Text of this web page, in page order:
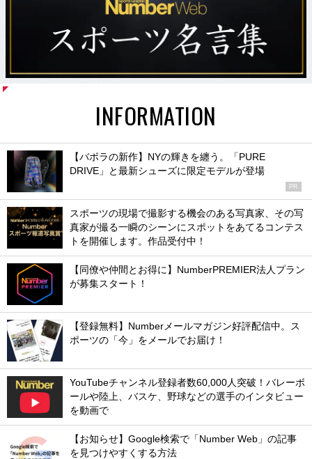
INFORMATION
【バボラの新作】NYの輝きを纏う。「PURE
DRIVE」と最新シューズに限定モデルが登場
PR
スポーツの現場で撮影する機会のある写真家、その写
真家が撮る一瞬のシーンにスポットをあてるコンテス
トを開催します。作品受付中！
【同僚や仲間とお得に】NumberPREMIER法人プラン
が募集スタート！
【登録無料】Numberメールマガジン好評配信中。ス
ポーツの「今」をメールでお届け！
YouTubeチャンネル登録者数60,000人突破！バレーボ
ールや陸上、バスケ、野球などの選手のインタビュー
を動画で
【お知らせ】Google検索で「Number Web」の記事
を見つけやすくする方法